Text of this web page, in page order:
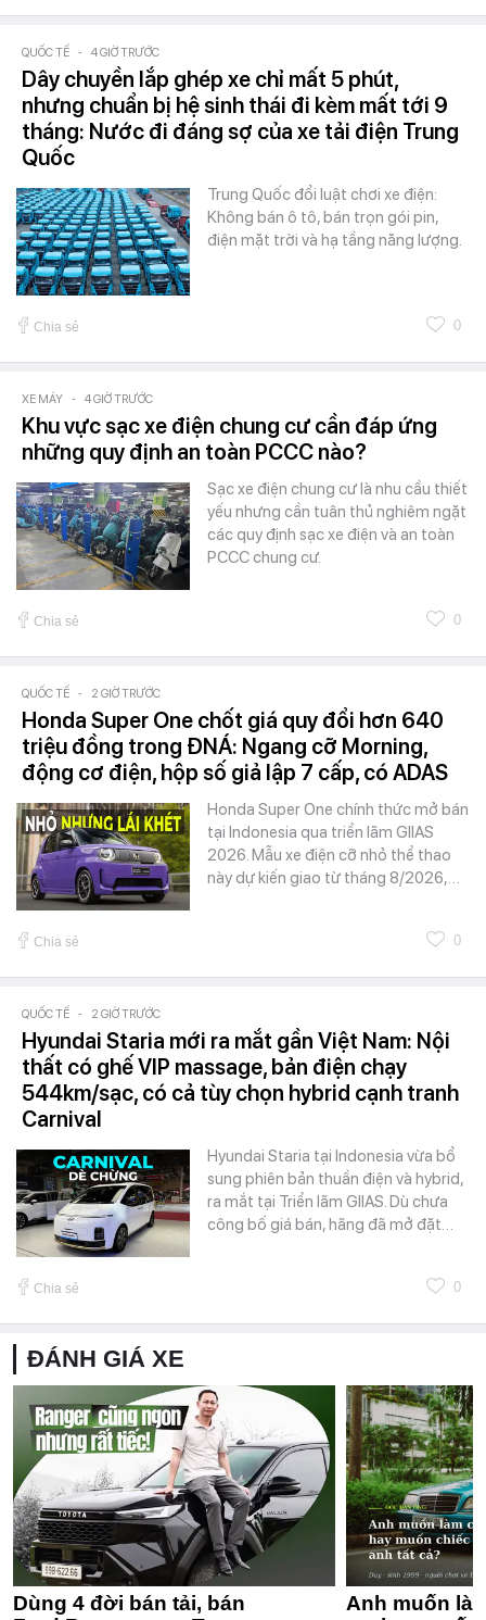
QUỐC TẾ - 4 GIỜ TRƯỚC
Dây chuyền lắp ghép xe chỉ mất 5 phút,
nhưng chuẩn bị hệ sinh thái đi kèm mất tới 9
tháng: Nước đi đáng sợ của xe tải điện Trung
Quốc
Trung Quốc đổi luật chơi xe điện:
Không bán ô tô, bán trọn gói pin,
điện mặt trời và hạ tầng năng lượng.
Chia sẻ 0
XE MÁY - 4 GIỜ TRƯỚC
Khu vực sạc xe điện chung cư cần đáp ứng
những quy định an toàn PCCC nào?
Sạc xe điện chung cư là nhu cầu thiết
yếu nhưng cần tuân thủ nghiêm ngặt
các quy định sạc xe điện và an toàn
PCCC chung cư.
Chia sẻ 0
QUỐC TẾ - 2 GIỜ TRƯỚC
Honda Super One chốt giá quy đổi hơn 640
triệu đồng trong ĐNÁ: Ngang cỡ Morning,
động cơ điện, hộp số giả lập 7 cấp, có ADAS
Honda Super One chính thức mở bán
tại Indonesia qua triển lãm GIIAS
2026. Mẫu xe điện cỡ nhỏ thể thao
này dự kiến giao từ tháng 8/2026,…
Chia sẻ 0
QUỐC TẾ - 2 GIỜ TRƯỚC
Hyundai Staria mới ra mắt gần Việt Nam: Nội
thất có ghế VIP massage, bản điện chạy
544km/sạc, có cả tùy chọn hybrid cạnh tranh
Carnival
Hyundai Staria tại Indonesia vừa bổ
sung phiên bản thuần điện và hybrid,
ra mắt tại Triển lãm GIIAS. Dù chưa
công bố giá bán, hãng đã mở đặt…
Chia sẻ 0
ĐÁNH GIÁ XE
Dùng 4 đời bán tải, bán
Anh muốn